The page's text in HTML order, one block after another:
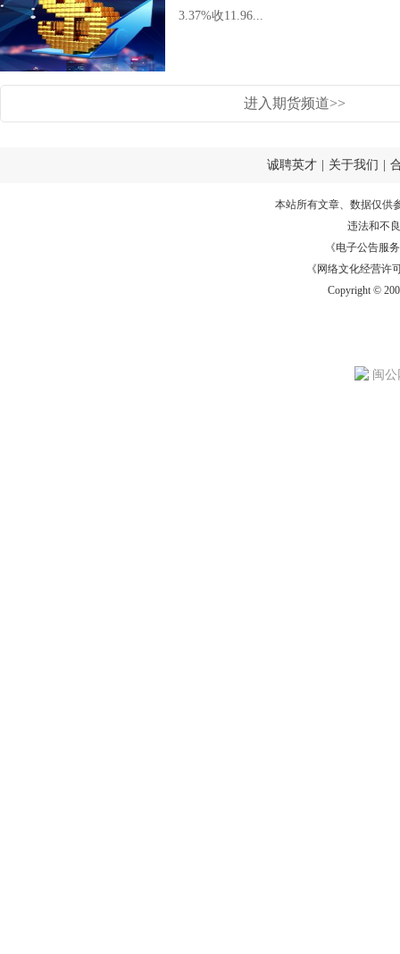
3.37%收11.96...
进入期货频道>>
诚聘英才 关于我们
本站所有文章、数据仅供
违法和不
《电子公告服务
《网络文化经营许
Copyright ©
闽公